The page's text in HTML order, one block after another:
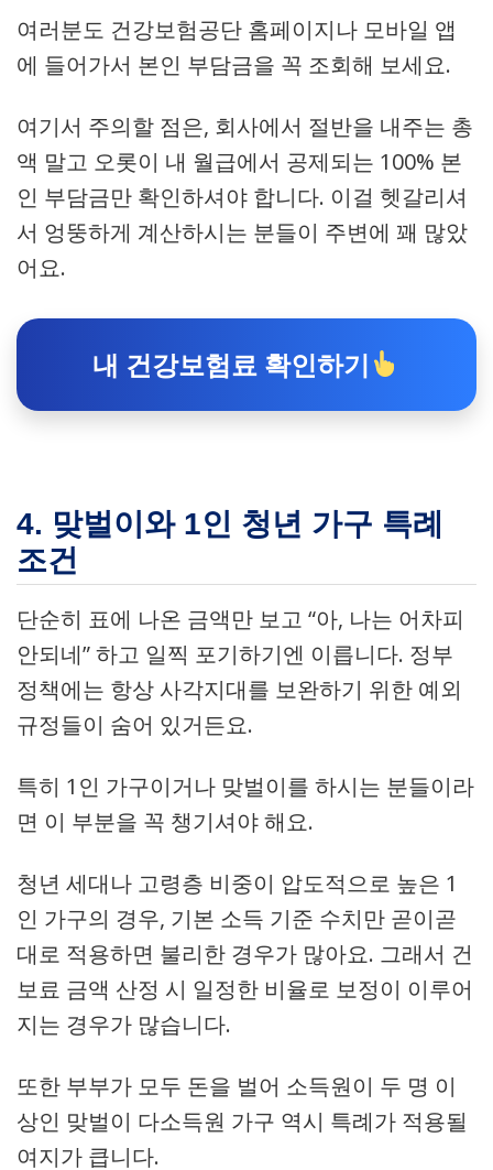
여러분도 건강보험공단 홈페이지나 모바일 앱
에 들어가서 본인 부담금을 꼭 조회해 보세요.
여기서 주의할 점은, 회사에서 절반을 내주는 총
액 말고 오롯이 내 월급에서 공제되는 100% 본
인 부담금만 확인하셔야 합니다. 이걸 헷갈리셔
서 엉뚱하게 계산하시는 분들이 주변에 꽤 많았
어요.
내 건강보험료 확인하기
4. 맞벌이와 1인 청년 가구 특례
조건
단순히 표에 나온 금액만 보고 “아, 나는 어차피
안되네” 하고 일찍 포기하기엔 이릅니다. 정부
정책에는 항상 사각지대를 보완하기 위한 예외
규정들이 숨어 있거든요.
특히 1인 가구이거나 맞벌이를 하시는 분들이라
면 이 부분을 꼭 챙기셔야 해요.
청년 세대나 고령층 비중이 압도적으로 높은 1
인 가구의 경우, 기본 소득 기준 수치만 곧이곧
대로 적용하면 불리한 경우가 많아요. 그래서 건
보료 금액 산정 시 일정한 비율로 보정이 이루어
지는 경우가 많습니다.
또한 부부가 모두 돈을 벌어 소득원이 두 명 이
상인 맞벌이 다소득원 가구 역시 특례가 적용될
여지가 큽니다.